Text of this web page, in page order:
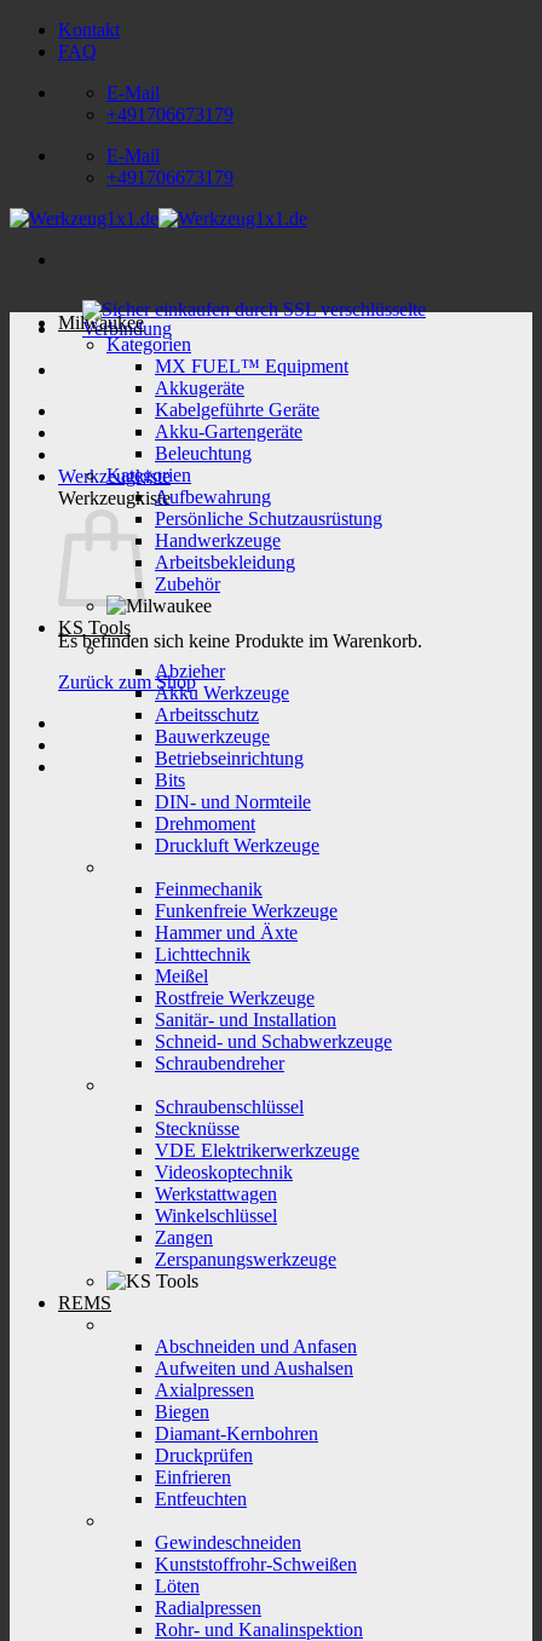
Zum
Inhalt
Kontakt
FAQ
E-Mail
+491706673179
E-Mail
+491706673179
Werkzeugkiste
Werkzeugkiste
Es befinden sich keine Produkte im Warenkorb.
Zurück zum Shop
Milwaukee
Kategorien
MX FUEL™ Equipment
Akkugeräte
Kabelgeführte Geräte
Akku-Gartengeräte
Beleuchtung
Kategorien
Aufbewahrung
Persönliche Schutzausrüstung
Handwerkzeuge
Arbeitsbekleidung
Zubehör
KS Tools
Abzieher
Akku Werkzeuge
Arbeitsschutz
Bauwerkzeuge
Betriebseinrichtung
Bits
DIN- und Normteile
Drehmoment
Druckluft Werkzeuge
Feinmechanik
Funkenfreie Werkzeuge
Hammer und Äxte
Lichttechnik
Meißel
Rostfreie Werkzeuge
Sanitär- und Installation
Schneid- und Schabwerkzeuge
Schraubendreher
Schraubenschlüssel
Stecknüsse
VDE Elektrikerwerkzeuge
Videoskoptechnik
Werkstattwagen
Winkelschlüssel
Zangen
Zerspanungswerkzeuge
REMS
Abschneiden und Anfasen
Aufweiten und Aushalsen
Axialpressen
Biegen
Diamant-Kernbohren
Druckprüfen
Einfrieren
Entfeuchten
Gewindeschneiden
Kunststoffrohr-Schweißen
Löten
Radialpressen
Rohr- und Kanalinspektion